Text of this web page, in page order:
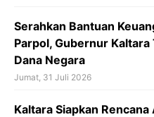
Serahkan Bantuan
Parpol, Gubernur
Dana Negara
Jumat, 31 Juli 2026
Kaltara Siapkan Rencana